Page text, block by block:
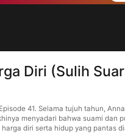
Diri (Sulih
41. Selama tujuh tahun,
menyadari bahwa suami
diri serta hidup yang pantas